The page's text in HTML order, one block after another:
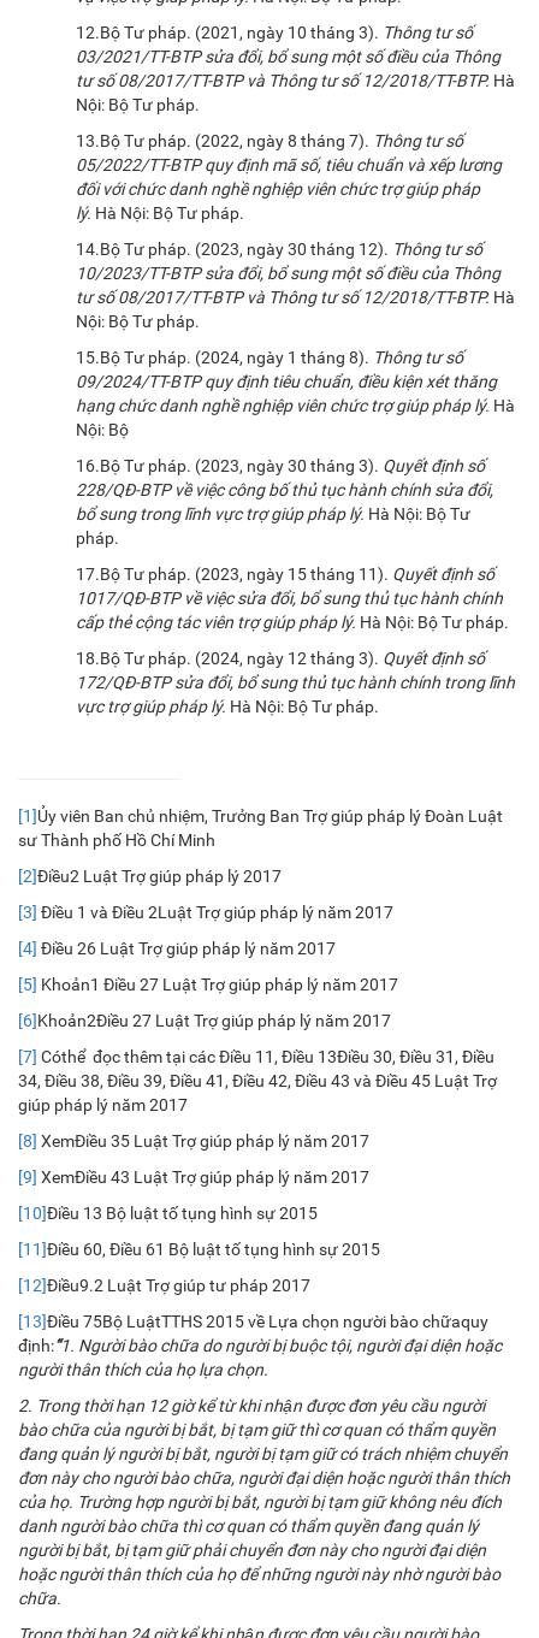
12.Bộ Tư pháp. (2021, ngày 10 tháng 3). Thông tư số
03/2021/TT-BTP sửa đổi, bổ sung một số điều của Thông
tư số 08/2017/TT-BTP và Thông tư số 12/2018/TT-BTP. Hà
Nội: Bộ Tư pháp.
13.Bộ Tư pháp. (2022, ngày 8 tháng 7). Thông tư số
05/2022/TT-BTP quy định mã số, tiêu chuẩn và xếp lương
đối với chức danh nghề nghiệp viên chức trợ giúp pháp
lý. Hà Nội: Bộ Tư pháp.
14.Bộ Tư pháp. (2023, ngày 30 tháng 12). Thông tư số
10/2023/TT-BTP sửa đổi, bổ sung một số điều của Thông
tư số 08/2017/TT-BTP và Thông tư số 12/2018/TT-BTP. Hà
Nội: Bộ Tư pháp.
15.Bộ Tư pháp. (2024, ngày 1 tháng 8). Thông tư số
09/2024/TT-BTP quy định tiêu chuẩn, điều kiện xét thăng
hạng chức danh nghề nghiệp viên chức trợ giúp pháp lý. Hà
Nội: Bộ
16.Bộ Tư pháp. (2023, ngày 30 tháng 3). Quyết định số
228/QĐ-BTP về việc công bố thủ tục hành chính sửa đổi,
bổ sung trong lĩnh vực trợ giúp pháp lý. Hà Nội: Bộ Tư
pháp.
17.Bộ Tư pháp. (2023, ngày 15 tháng 11). Quyết định số
1017/QĐ-BTP về việc sửa đổi, bổ sung thủ tục hành chính
cấp thẻ cộng tác viên trợ giúp pháp lý. Hà Nội: Bộ Tư pháp.
18.Bộ Tư pháp. (2024, ngày 12 tháng 3). Quyết định số
172/QĐ-BTP sửa đổi, bổ sung thủ tục hành chính trong lĩnh
vực trợ giúp pháp lý. Hà Nội: Bộ Tư pháp.
[1]Ủy viên Ban chủ nhiệm, Trưởng Ban Trợ giúp pháp lý Đoàn Luật
sư Thành phố Hồ Chí Minh
[2]Điều2 Luật Trợ giúp pháp lý 2017
[3] Điều 1 và Điều 2Luật Trợ giúp pháp lý năm 2017
[4] Điều 26 Luật Trợ giúp pháp lý năm 2017
[5] Khoản1 Điều 27 Luật Trợ giúp pháp lý năm 2017
[6]Khoản2Điều 27 Luật Trợ giúp pháp lý năm 2017
[7] Cóthể đọc thêm tại các Điều 11, Điều 13Điều 30, Điều 31, Điều
34, Điều 38, Điều 39, Điều 41, Điều 42, Điều 43 và Điều 45 Luật Trợ
giúp pháp lý năm 2017
[8] XemĐiều 35 Luật Trợ giúp pháp lý năm 2017
[9] XemĐiều 43 Luật Trợ giúp pháp lý năm 2017
[10]Điều 13 Bộ luật tố tụng hình sự 2015
[11]Điều 60, Điều 61 Bộ luật tố tụng hình sự 2015
[12]Điều9.2 Luật Trợ giúp tư pháp 2017
[13]Điều 75Bộ LuậtTTHS 2015 về Lựa chọn người bào chữaquy
định:“1. Người bào chữa do người bị buộc tội, người đại diện hoặc
người thân thích của họ lựa chọn.
2. Trong thời hạn 12 giờ kể từ khi nhận được đơn yêu cầu người
bào chữa của người bị bắt, bị tạm giữ thì cơ quan có thẩm quyền
đang quản lý người bị bắt, người bị tạm giữ có trách nhiệm chuyển
đơn này cho người bào chữa, người đại diện hoặc người thân thích
của họ. Trường hợp người bị bắt, người bị tạm giữ không nêu đích
danh người bào chữa thì cơ quan có thẩm quyền đang quản lý
người bị bắt, bị tạm giữ phải chuyển đơn này cho người đại diện
hoặc người thân thích của họ để những người này nhờ người bào
chữa.
Trong thời hạn 24 giờ kể khi nhận được đơn yêu cầu người bào